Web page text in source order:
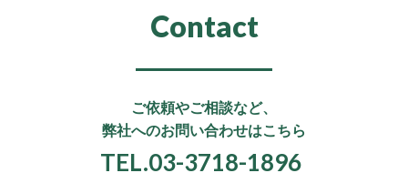
Contact
ご依頼やご相談など、
弊社へのお問い合わせはこちら
TEL.03-3718-1896